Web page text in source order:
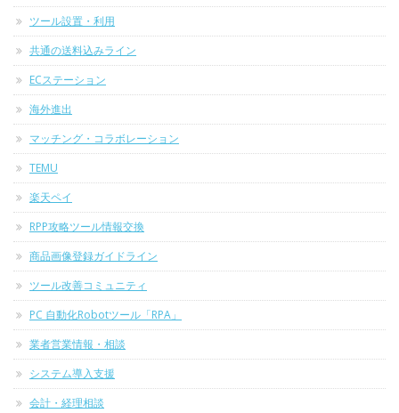
ツール設置・利用
共通の送料込みライン
ECステーション
海外進出
マッチング・コラボレーション
TEMU
楽天ペイ
RPP攻略ツール情報交換
商品画像登録ガイドライン
ツール改善コミュニティ
PC 自動化Robotツール「RPA」
業者営業情報・相談
システム導入支援
会計・経理相談